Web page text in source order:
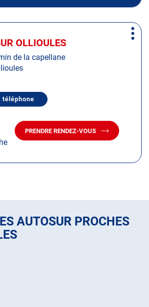
OLLIOULES
de la capellane
téléphone
AFFICHER
TÉLÉPHONE
OLLIOULES
PRENDRE RENDEZ-VOUS
AVEC
Plus
AUTOSUR PROCHES